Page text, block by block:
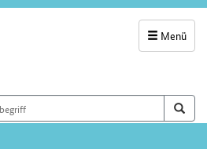
Menü
und
Suchfeld